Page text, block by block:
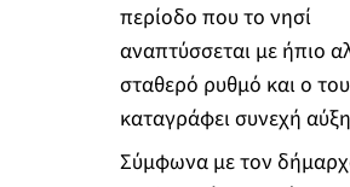
περίοδο που το νησί
αναπτύσσεται με ήπιο
σταθερό ρυθμό και ο
καταγράφει συνεχή
Σύμφωνα με τον